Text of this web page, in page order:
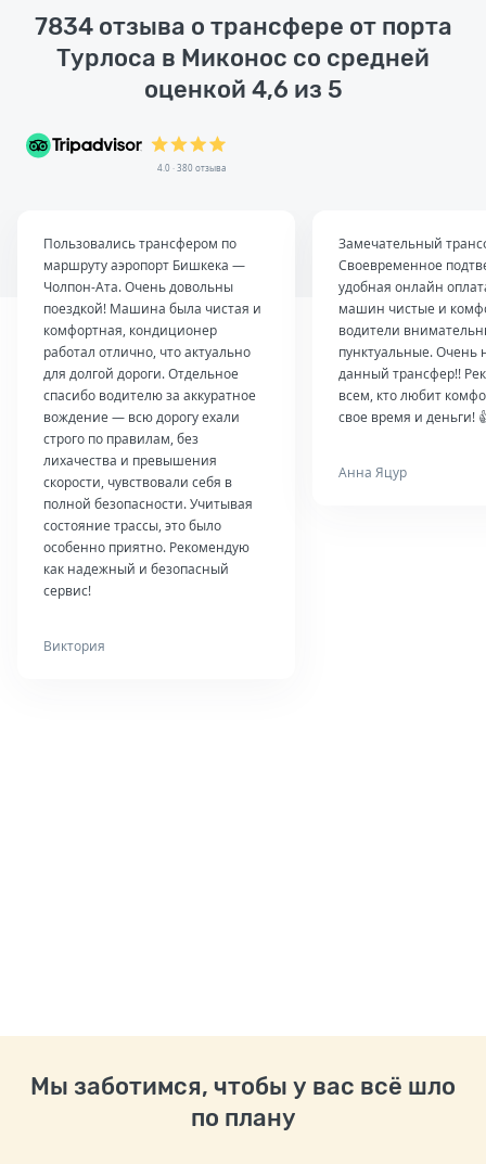
7834 отзыва о трансфере от порта
Турлоса в Миконос со средней
оценкой 4,6 из 5
4.0 · 380 отзыва
Пользовались трансфером по
маршруту аэропорт Бишкека —
Чолпон-Ата. Очень довольны
поездкой! Машина была чистая и
комфортная, кондиционер
работал отлично, что актуально
для долгой дороги. Отдельное
спасибо водителю за аккуратное
вождение — всю дорогу ехали
строго по правилам, без
лихачества и превышения
скорости, чувствовали себя в
полной безопасности. Учитывая
состояние трассы, это было
особенно приятно. Рекомендую
как надежный и безопасный
сервис!
Виктория
Замечательный
Своевременное
удобная онлайн
машин чистые и
водители
пунктуальные. Очень
данный трансфер!!
всем, кто любит
свое время и деньги!
Анна Яцур
Мы заботимся, чтобы у вас всё шло
по плану